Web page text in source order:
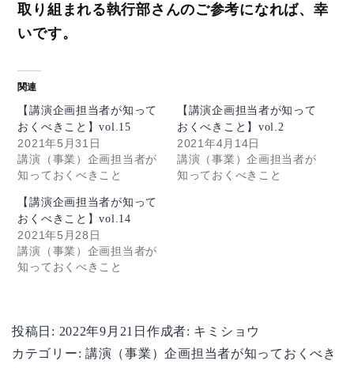
取り組まれる執行部さんのご参考になれば、幸
いです。
関連
【講演企画担当者が知って
おくべきこと】vol.15
2021年5月31日
講演（事業）企画担当者が
知っておくべきこと
【講演企画担当者が知って
おくべきこと】vol.2
2021年4月14日
講演（事業）企画担当者が
知っておくべきこと
【講演企画担当者が知って
おくべきこと】vol.14
2021年5月28日
講演（事業）企画担当者が
知っておくべきこと
投稿日: 2022年9月21日 作成者: キミショウ
カテゴリー:講演（事業）企画担当者が知っておくべき